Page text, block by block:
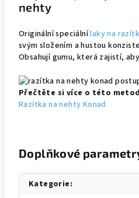
nehty
Originální speciálnílaky na
svým složením a hustou
Obsahují gumu, která zajistí,
Přečtěte si více o této
Razítka na nehty Konad
Doplňkové
Kategorie: